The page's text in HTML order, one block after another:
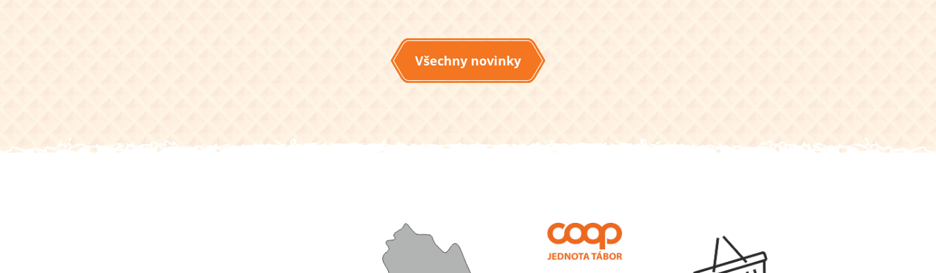
Všechny novinky